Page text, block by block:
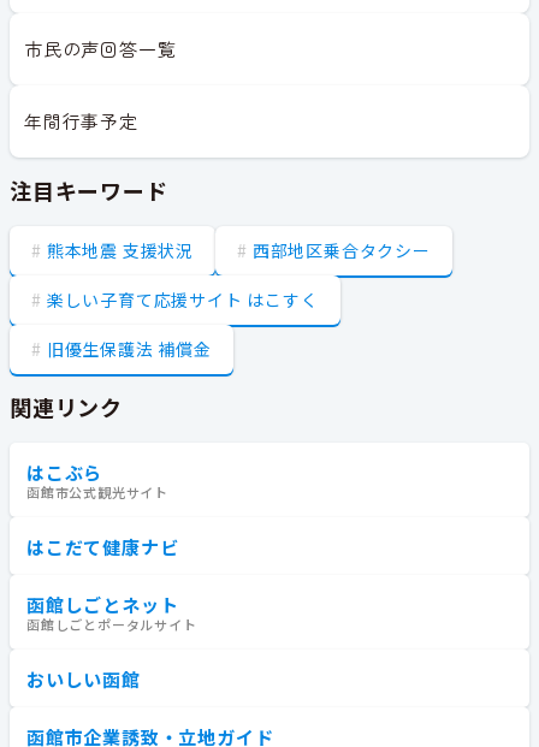
市民の声回答一覧
年間行事予定
注目キーワード
熊本地震 支援状況 西部地区乗合タクシー
楽しい子育て応援サイト はこすく
旧優生保護法 補償金
関連リンク
はこぶら
函館市公式観光サイト
はこだて健康ナビ
函館しごとネット
函館しごとポータルサイト
おいしい函館
函館市企業誘致・立地ガイド